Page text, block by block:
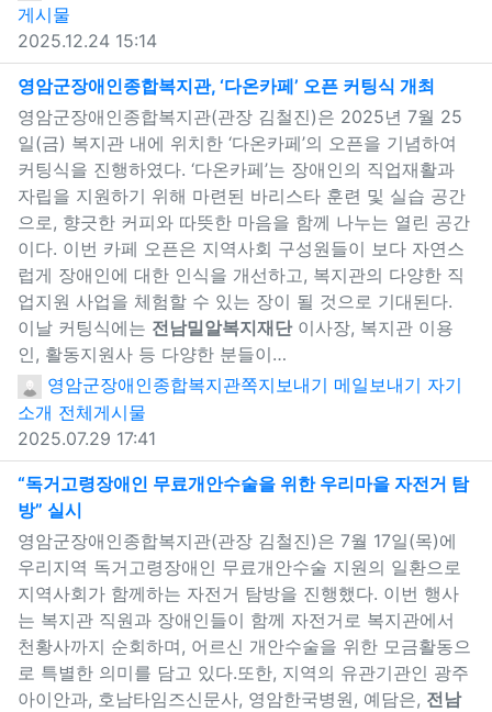
게시물
2025.12.24 15:14
영암군장애인종합복지관, ‘다온카페’ 오픈 커팅식 개최
영암군장애인종합복지관(관장 김철진)은 2025년 7월 25
일(금) 복지관 내에 위치한 ‘다온카페’의 오픈을 기념하여
커팅식을 진행하였다. ‘다온카페’는 장애인의 직업재활과
자립을 지원하기 위해 마련된 바리스타 훈련 및 실습 공간
으로, 향긋한 커피와 따뜻한 마음을 함께 나누는 열린 공간
이다. 이번 카페 오픈은 지역사회 구성원들이 보다 자연스
럽게 장애인에 대한 인식을 개선하고, 복지관의 다양한 직
업지원 사업을 체험할 수 있는 장이 될 것으로 기대된다.
이날 커팅식에는 전남밀알복지재단이사장, 복지관 이용
인, 활동지원사 등 다양한 분들이…
영암군장애인종합복지관쪽지보내기 메일보내기 자기
소개 전체게시물
2025.07.29 17:41
“독거고령장애인 무료개안수술을 위한 우리마을 자전거 탐
방” 실시
새창으로 보기
영암군장애인종합복지관(관장 김철진)은 7월 17일(목)에
우리지역 독거고령장애인 무료개안수술 지원의 일환으로
지역사회가 함께하는 자전거 탐방을 진행했다. 이번 행사
는 복지관 직원과 장애인들이 함께 자전거로 복지관에서
천황사까지 순회하며, 어르신 개안수술을 위한 모금활동으
로 특별한 의미를 담고 있다.또한, 지역의 유관기관인 광주
아이안과, 호남타임즈신문사, 영암한국병원, 예담은, 전남